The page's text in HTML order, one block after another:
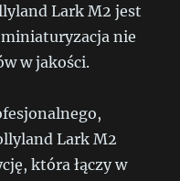
Lark M2 jest
nie
w jakości.
Lark M2
która łączy w